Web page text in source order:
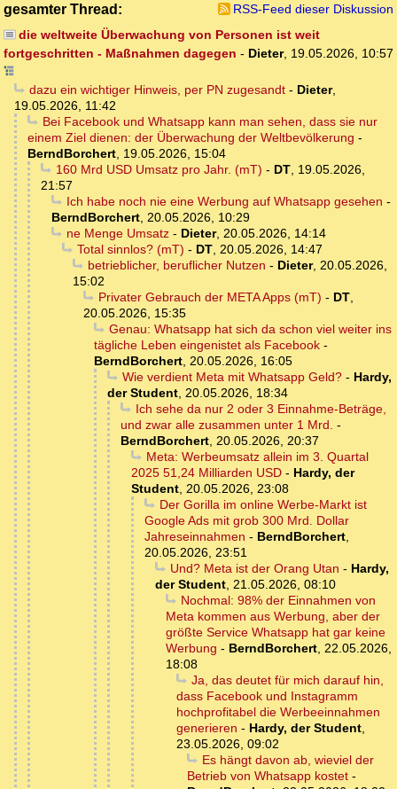
gesamter Thread:
RSS-Feed dieser Diskussion
die weltweite Überwachung von Personen ist weit
fortgeschritten - Maßnahmen dagegen - Dieter, 19.05.2026, 10:57
dazu ein wichtiger Hinweis, per PN zugesandt- Dieter,
19.05.2026, 11:42
Bei Facebook und Whatsapp kann man sehen, dass sie nur
einem Ziel dienen: der Überwachung der Weltbevölkerung -
BerndBorchert, 19.05.2026, 15:04
160 Mrd USD Umsatz pro Jahr. (mT) - DT, 19.05.2026,
21:57
Ich habe noch nie eine Werbung auf Whatsapp gesehen -
BerndBorchert, 20.05.2026, 10:29
ne Menge Umsatz- Dieter, 20.05.2026, 14:14
Total sinnlos? (mT) - DT, 20.05.2026, 14:47
betrieblicher, beruflicher Nutzen - Dieter, 20.05.2026,
15:02
Privater Gebrauch der META Apps (mT) - DT,
20.05.2026, 15:35
Genau: Whatsapp hat sich da schon viel weiter ins
tägliche Leben eingenistet als Facebook -
BerndBorchert, 20.05.2026, 16:05
Wie verdient Meta mit Whatsapp Geld?- Hardy,
der Student, 20.05.2026, 18:34
Ich sehe da nur 2 oder 3 Einnahme-Beträge,
und zwar alle zusammen unter 1 Mrd. -
BerndBorchert, 20.05.2026, 20:37
Meta: Werbeumsatz allein im 3. Quartal
2025 51,24 Milliarden USD - Hardy, der
Student, 20.05.2026, 23:08
Der Gorilla im online Werbe-Markt ist
Google Ads mit grob 300 Mrd. Dollar
Jahreseinnahmen - BerndBorchert,
20.05.2026, 23:51
Und? Meta ist der Orang Utan - Hardy,
der Student, 21.05.2026, 08:10
Nochmal: 98% der Einnahmen von
Meta kommen aus Werbung, aber der
größte Service Whatsapp hat gar keine
Werbung - BerndBorchert, 22.05.2026,
18:08
Ja, das deutet für mich darauf hin,
dass Facebook und Instagramm
hochprofitabel die Werbeeinnahmen
generieren - Hardy, der Student,
23.05.2026, 09:02
Es hängt davon ab, wieviel der
Betrieb von Whatsapp kostet -